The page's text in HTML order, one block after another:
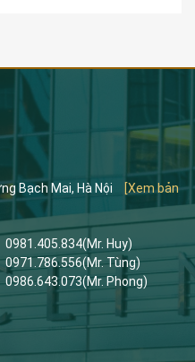
Bạch Mai, Hà Nội
[Xem bản
0981.405.834(Mr. Huy)
0971.786.556(Mr. Tùng)
0986.643.073(Mr. Phong)